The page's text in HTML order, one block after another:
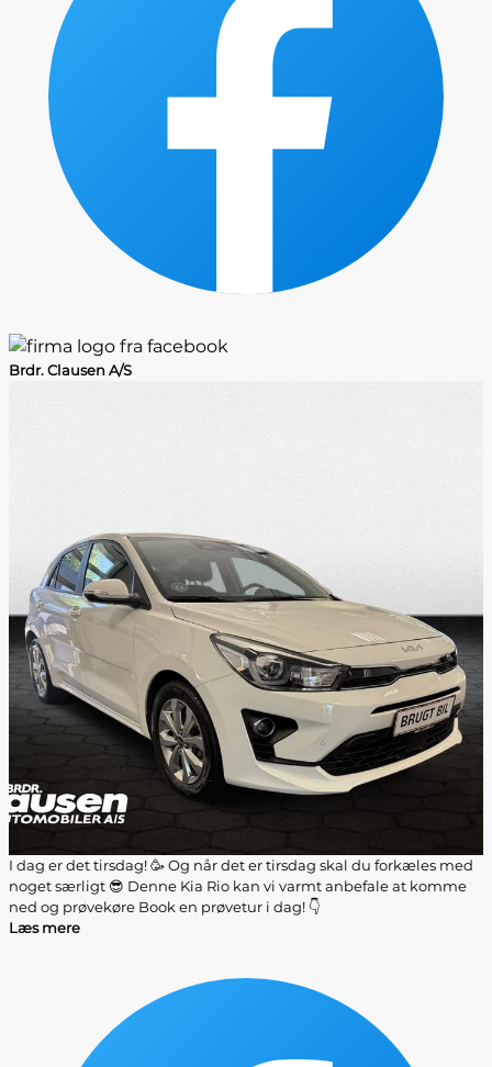
Brdr. Clausen A/S
I dag er det tirsdag! 🥳 Og når det er tirsdag skal du forkæles med
noget særligt 😎 Denne Kia Rio kan vi varmt anbefale at komme
ned og prøvekøre Book en prøvetur i dag! 👇
Læs mere